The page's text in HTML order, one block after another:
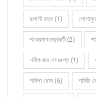
রূপালী দত্ত (1)
শংকরনাথ চক্রবর্তী (2)
শমীক জয় সেনগুপ্ত (1)
শর্মিলা ঘোষ (6)